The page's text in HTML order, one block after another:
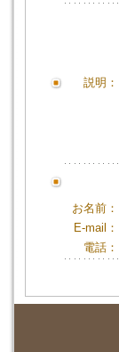
説明：
お名前：
E-mail：
電話：